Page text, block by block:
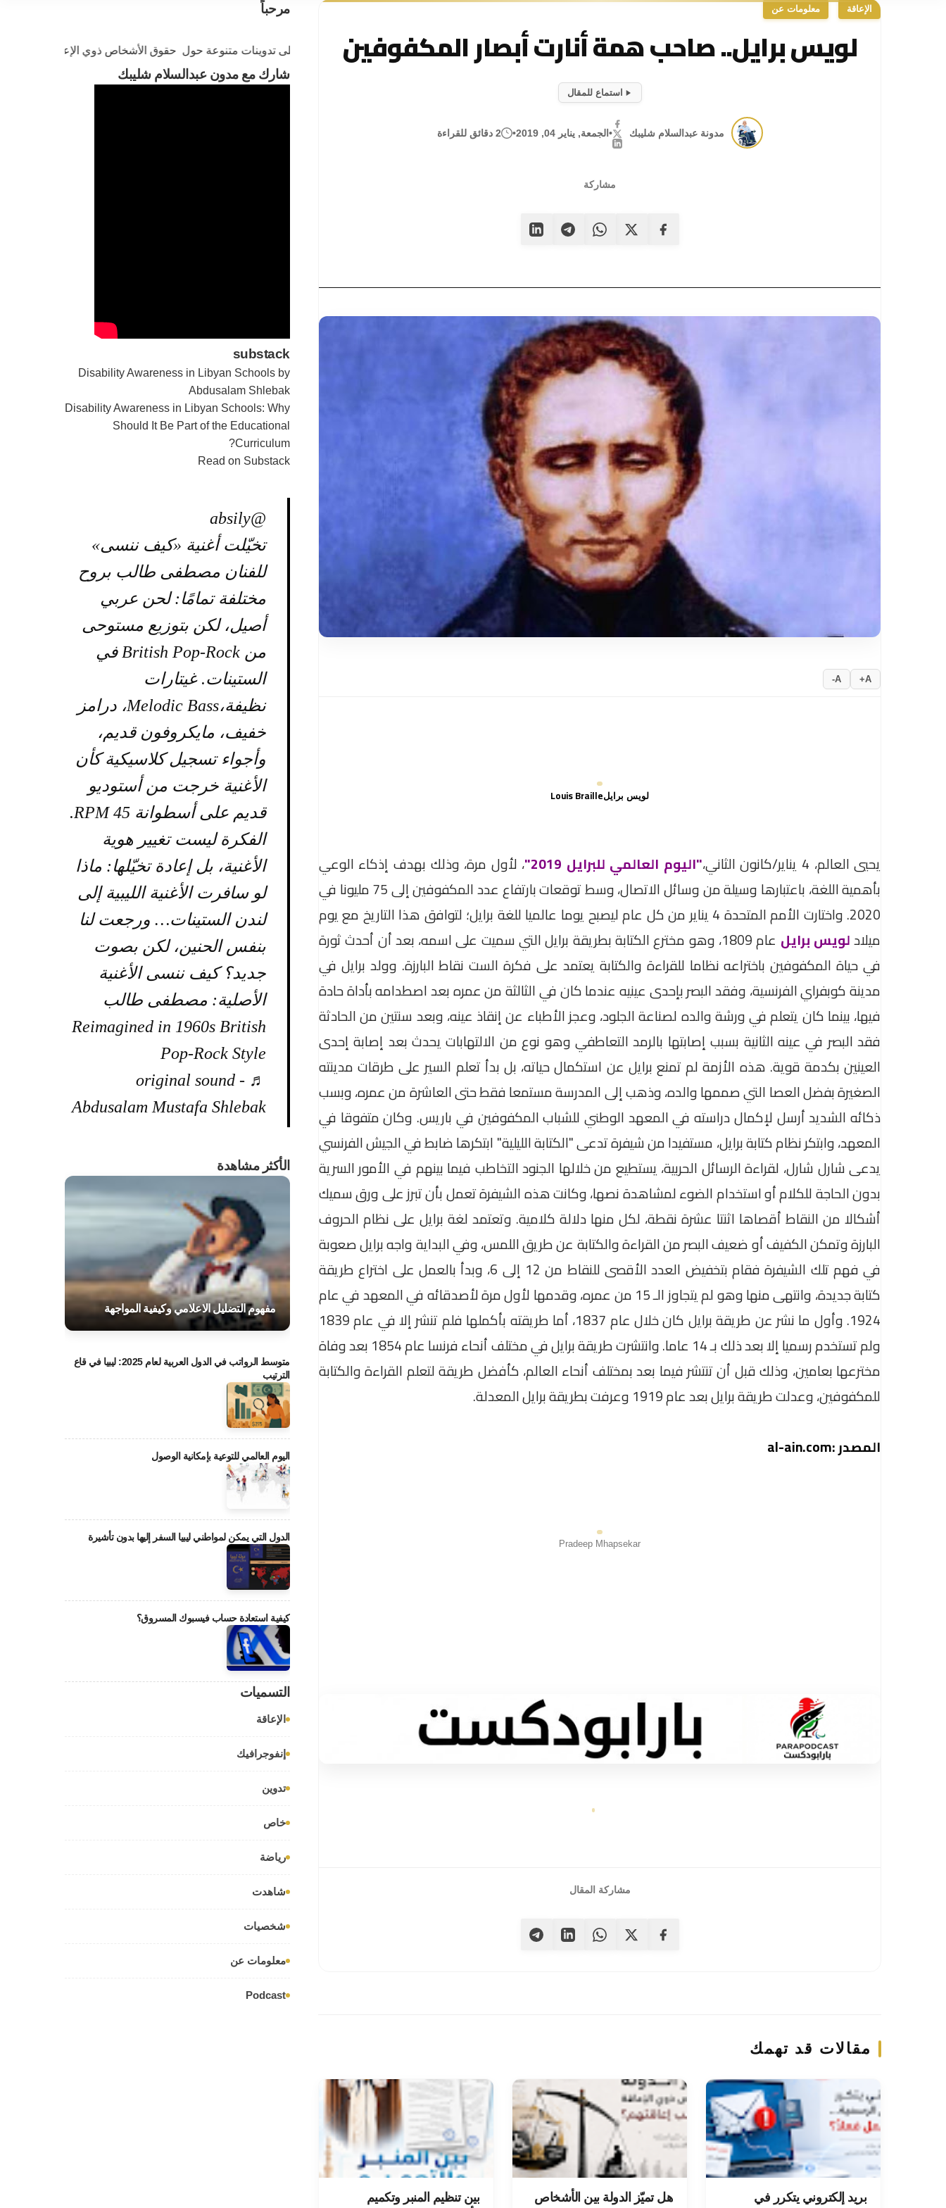
الإعاقة معلومات عن
لويس برايل.. صاحب همة أنارت أبصار المكفوفين
استماع للمقال
مدونة عبدالسلام شليبك •الجمعة, يناير 04, 2019 • 2 دقائق للقراءة
مشاركة
A+
A-
لويس برايلLouis Braille
يحيي العالم، 4 يناير/كانون الثاني، "اليوم العالمي للبرايل 2019"
، لأول مرة، وذلك بهدف إذكاء الوعي
بأهمية اللغة، باعتبارها وسيلة من وسائل الاتصال، وسط توقعات بارتفاع عدد المكفوفين إلى 75 مليونا في
2020. واختارت الأمم المتحدة 4 يناير من كل عام ليصبح يوما عالميا للغة برايل؛ لتوافق هذا التاريخ مع يوم
ميلادلويس برايل
عام 1809، وهو مخترع الكتابة بطريقة برايل التي سميت على اسمه، بعد أن أحدث ثورة
في حياة المكفوفين باختراعه نظاما للقراءة والكتابة يعتمد على فكرة الست نقاط البارزة. وولد برايل في
مدينة كوبفراي الفرنسية، وفقد البصر بإحدى عينيه عندما كان في الثالثة من عمره بعد اصطدامه بأداة حادة
فيها، بينما كان يتعلم في ورشة والده لصناعة الجلود، وعجز الأطباء عن إنقاذ عينه، وبعد سنتين من الحادثة
فقد البصر في عينه الثانية بسبب إصابتها بالرمد التعاطفي وهو نوع من الالتهابات يحدث بعد إصابة إحدى
العينين بكدمة قوية. هذه الأزمة لم تمنع برايل عن استكمال حياته، بل بدأ تعلم السير على طرقات مدينته
الصغيرة بفضل العصا التي صممها والده، وذهب إلى المدرسة مستمعا فقط حتى العاشرة من عمره، وبسب
ذكائه الشديد أرسل لإكمال دراسته في المعهد الوطني للشباب المكفوفين في باريس. وكان متفوقا في
المعهد، وابتكر نظام كتابة برايل، مستفيدا من شيفرة تدعى "الكتابة الليلية" ابتكرها ضابط في الجيش الفرنسي
يدعى شارل شارل، لقراءة الرسائل الحربية، يستطيع من خلالها الجنود التخاطب فيما بينهم في الأمور السرية
بدون الحاجة للكلام أو استخدام الضوء لمشاهدة نصها، وكانت هذه الشيفرة تعمل بأن تبرز على ورق سميك
أشكالا من النقاط أقصاها اثنتا عشرة نقطة، لكل منها دلالة كلامية. وتعتمد لغة برايل على نظام الحروف
البارزة وتمكن الكفيف أو ضعيف البصر من القراءة والكتابة عن طريق اللمس، وفي البداية واجه برايل صعوبة
في فهم تلك الشيفرة فقام بتخفيض العدد الأقصى للنقاط من 12 إلى 6، وبدأ بالعمل على اختراع طريقة
كتابة جديدة، وانتهى منها وهو لم يتجاوز الـ 15 من عمره، وقدمها لأول مرة لأصدقائه في المعهد في عام
1924. وأول ما نشر عن طريقة برايل كان خلال عام 1837، أما طريقته بأكملها فلم تنشر إلا في عام 1839
ولم تستخدم رسميا إلا بعد ذلك بـ 14 عاما. وانتشرت طريقة برايل في مختلف أنحاء فرنسا عام 1854 بعد وفاة
مخترعها بعامين، وذلك قبل أن تنتشر فيما بعد بمختلف أنحاء العالم، كأفضل طريقة لتعلم القراءة والكتابة
للمكفوفين، وعدلت طريقة برايل بعد عام 1919 وعرفت بطريقة برايل المعدلة.
المصدر :al-ain.com
Pradeep Mhapsekar
مشاركة المقال
مقالات قد تهمك
بريد إلكتروني يتكرر في
هل تميّز الدولة بين الأشخاص
بين تنظيم المنبر وتكميم
مرحباً
شارك مع مدون عبدالسلام شليبك
substack
Disability Awareness in Libyan Schools by
Abdusalam Shlebak
Disability Awareness in Libyan Schools: Why
Should It Be Part of the Educational
Curriculum?
Read on Substack
@absily
تخيّلت أغنية «كيف ننسى»
للفنان مصطفى طالب بروح
مختلفة تمامًا: لحن عربي
أصيل، لكن بتوزيع مستوحى
من British Pop-Rock في
الستينات. غيتارات
نظيفة،Melodic Bass، درامز
خفيف، مايكروفون قديم،
وأجواء تسجيل كلاسيكية كأن
الأغنية خرجت من أستوديو
قديم على أسطوانة 45 RPM.
الفكرة ليست تغيير هوية
الأغنية، بل إعادة تخيّلها: ماذا
لو سافرت الأغنية الليبية إلى
لندن الستينات… ورجعت لنا
بنفس الحنين، لكن بصوت
جديد؟ كيف ننسى الأغنية
الأصلية: مصطفى طالب
Reimagined in 1960s British
Pop-Rock Style
♬ original sound -
Abdusalam Mustafa Shlebak
الأكثر مشاهدة
مفهوم التضليل الاعلامي وكيفية المواجهة
متوسط الرواتب في الدول العربية لعام 2025: ليبيا في قاع
الترتيب
اليوم العالمي للتوعية بإمكانية الوصول
الدول التي يمكن لمواطني ليبيا السفر إليها بدون تأشيرة
كيفية استعادة حساب فيسبوك المسروق؟
التسميات
الإعاقة
إنفوجرافيك
تدوين
خاص
رياضة
شاهدت
شخصيات
معلومات عن
Podcast